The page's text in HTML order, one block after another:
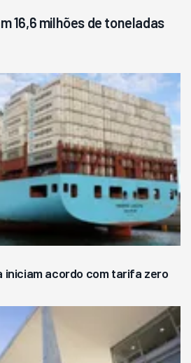
16,6 milhões de toneladas
iniciam acordo com tarifa zero